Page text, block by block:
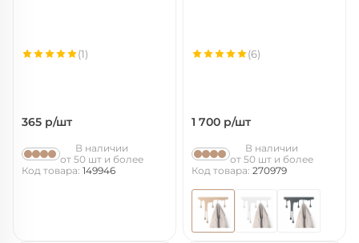
365 р/шт
(1)
В наличии
от 50 шт и более
Код товара: 149946
1 700 р/шт
(6)
В наличии
от 50 шт и более
Код товара: 270979